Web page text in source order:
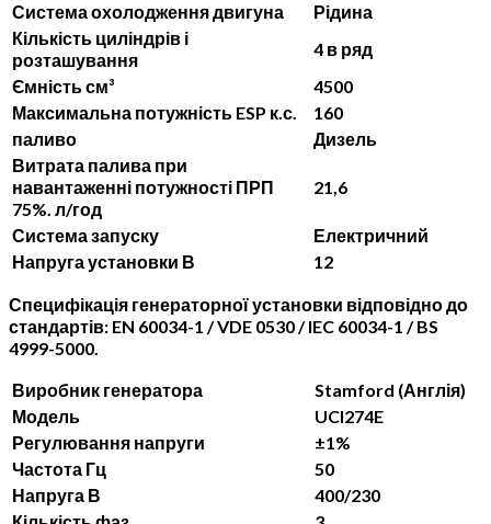
Система охолодження двигуна
Рідина
Кількість циліндрів і
розташування
4 в ряд
Ємність см³
4500
Максимальна потужність ESP к.с.
160
паливо
Дизель
Витрата палива при
навантаженні потужності ПРП
75%. л/год
21,6
Система запуску
Електричний
Напруга установки В
12
Специфікація генераторної установки відповідно до
стандартів: EN 60034-1 / VDE 0530 / IEC 60034-1 / BS
4999-5000.
Виробник генератора
Stamford (Англія)
Модель
UCI274E
Регулювання напруги
±1%
Частота Гц
50
Напруга В
400/230